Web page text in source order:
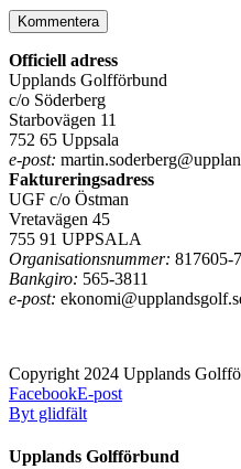
Officiell adress
Upplands Golfförbund
c/o Söderberg
Starbovägen 11
752 65 Uppsala
e-post:
Faktureringsadress
UGF c/o Östman
Vretavägen 45
755 91 UPPSALA
Organisationsnummer: 817605-
Bankgiro: 565-3811
e-post:
Copyright 2024 Upplands
FacebookE-post
Byt glidfält
Upplands Golfförbund